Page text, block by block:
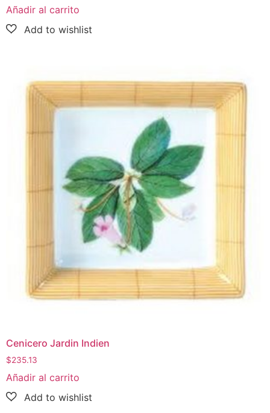
Añadir al carrito
Cenicero Jardin Indien
$235.13
Añadir al carrito